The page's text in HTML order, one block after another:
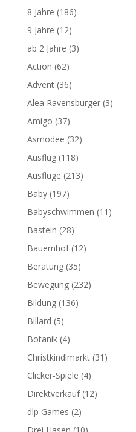
8 Jahre (186)
9 Jahre (12)
ab 2 Jahre (3)
Action (62)
Advent(36)
Alea Ravensburger(3)
Amigo (37)
Asmodee (32)
Ausflug(118)
Ausflüge (213)
Baby(197)
Babyschwimmen (11)
Basteln (28)
Bauernhof(12)
Beratung(35)
Bewegung(232)
Bildung(136)
Billard (5)
Botanik(4)
Christkindlmarkt(31)
Clicker-Spiele (4)
Direktverkauf(12)
dlp Games (2)